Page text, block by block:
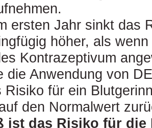
ersten Jahr sinkt das
höher, als
Kontrazeptivum
die Anwendung von
Risiko für ein
den Normalwert
ist das Risiko für die